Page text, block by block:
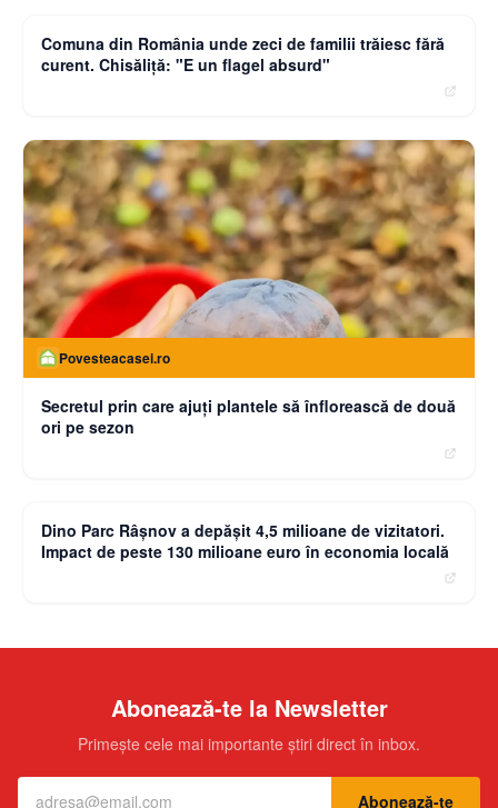
Curierulnational.ro
Datele de contact ale poliției și instituțiilor
guvernamentale din Marea Britanie, publicate pe dark
web
Observatornews.ro
Comuna din România unde zeci de familii trăiesc fără
curent. Chisăliţă: "E un flagel absurd"
Secretul prin care ajuți plantele să înflorească de două
moneybuzz.ro